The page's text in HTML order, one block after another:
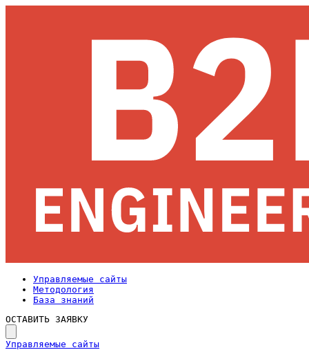
Управляемые сайты
Методология
База знаний
ОСТАВИТЬ ЗАЯВКУ
Управляемые сайты